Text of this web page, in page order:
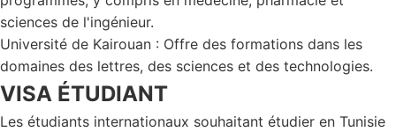
sciences de l'ingénieur.
Université de Kairouan : Offre des formations dans les
domaines des lettres, des sciences et des technologies.
VISA ÉTUDIANT
Les étudiants internationaux souhaitant étudier en Tunisie